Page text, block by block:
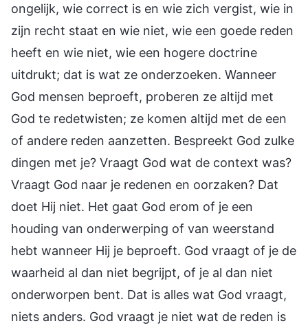
ongelijk, wie correct is en wie zich vergist, wie in
zijn recht staat en wie niet, wie een goede reden
heeft en wie niet, wie een hogere doctrine
uitdrukt; dat is wat ze onderzoeken. Wanneer
God mensen beproeft, proberen ze altijd met
God te redetwisten; ze komen altijd met de een
of andere reden aanzetten. Bespreekt God zulke
dingen met je? Vraagt God wat de context was?
Vraagt God naar je redenen en oorzaken? Dat
doet Hij niet. Het gaat God erom of je een
houding van onderwerping of van weerstand
hebt wanneer Hij je beproeft. God vraagt of je de
waarheid al dan niet begrijpt, of je al dan niet
onderworpen bent. Dat is alles wat God vraagt,
niets anders. God vraagt je niet wat de reden is